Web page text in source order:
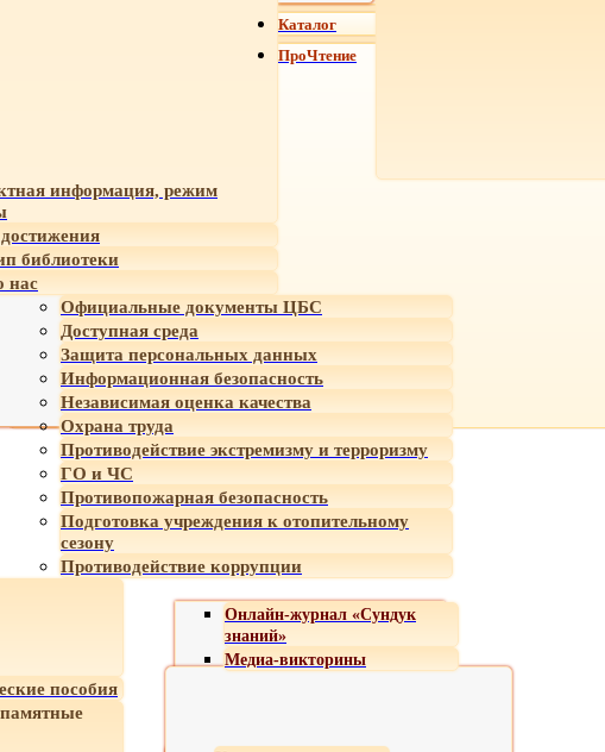
информация, режим
библиотеки
нас
Официальные документы ЦБС
Доступная среда
Защита персональных данных
Информационная безопасность
Независимая оценка качества
Охрана труда
Противодействие экстремизму и терроризму
ГО и ЧС
Противопожарная безопасность
Подготовка учреждения к отопительному
сезону
Противодействие коррупции
Онлайн-журнал «Сундук
знаний»
Медиа-викторины
пособия
Каталог
ПроЧтение